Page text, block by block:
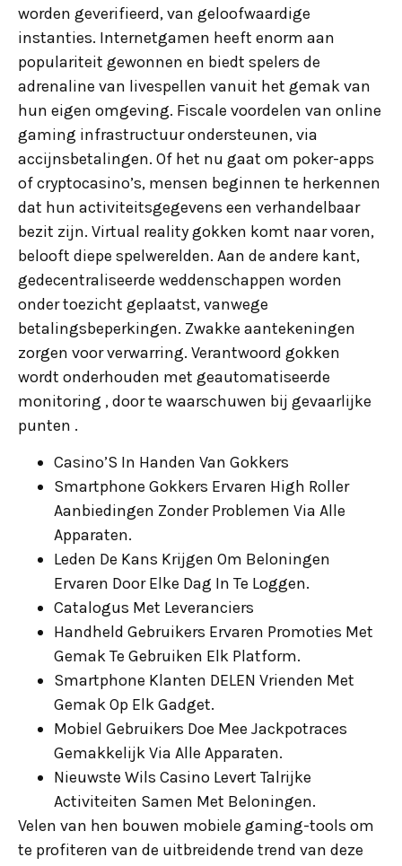
worden geverifieerd, van geloofwaardige
instanties. Internetgamen heeft enorm aan
populariteit gewonnen en biedt spelers de
adrenaline van livespellen vanuit het gemak van
hun eigen omgeving. Fiscale voordelen van online
gaming infrastructuur ondersteunen, via
accijnsbetalingen. Of het nu gaat om poker-apps
of cryptocasino’s, mensen beginnen te herkennen
dat hun activiteitsgegevens een verhandelbaar
bezit zijn. Virtual reality gokken komt naar voren,
belooft diepe spelwerelden. Aan de andere kant,
gedecentraliseerde weddenschappen worden
onder toezicht geplaatst, vanwege
betalingsbeperkingen. Zwakke aantekeningen
zorgen voor verwarring. Verantwoord gokken
wordt onderhouden met geautomatiseerde
monitoring , door te waarschuwen bij gevaarlijke
punten .
Casino’S In Handen Van Gokkers
Smartphone Gokkers Ervaren High Roller
Aanbiedingen Zonder Problemen Via Alle
Apparaten.
Leden De Kans Krijgen Om Beloningen
Ervaren Door Elke Dag In Te Loggen.
Catalogus Met Leveranciers
Handheld Gebruikers Ervaren Promoties Met
Gemak Te Gebruiken Elk Platform.
Smartphone Klanten DELEN Vrienden Met
Gemak Op Elk Gadget.
Mobiel Gebruikers Doe Mee Jackpotraces
Gemakkelijk Via Alle Apparaten.
Nieuwste Wils Casino Levert Talrijke
Activiteiten Samen Met Beloningen.
Velen van hen bouwen mobiele gaming-tools om
te profiteren van de uitbreidende trend van deze